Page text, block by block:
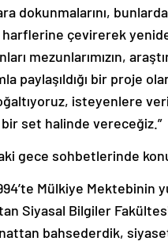
dokunmalarını,
harflerine çevirerek
mezunlarımızın,
paylaşıldığı bir proje
isteyenlere
set halinde vereceğiz.”
gece sohbetlerinde
Mülkiye
Siyasal Bilgiler
bahsederdik,